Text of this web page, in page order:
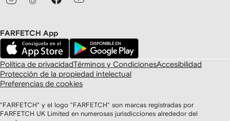
FARFETCH App
Política de privacidadTérminos y CondicionesAccesibilidad
Protección de la propiedad intelectual
Preferencias de cookies
"FARFETCH" y el logo "FARFETCH" son marcas registradas por
FARFETCH UK Limited en numerosas jurisdicciones alrededor del